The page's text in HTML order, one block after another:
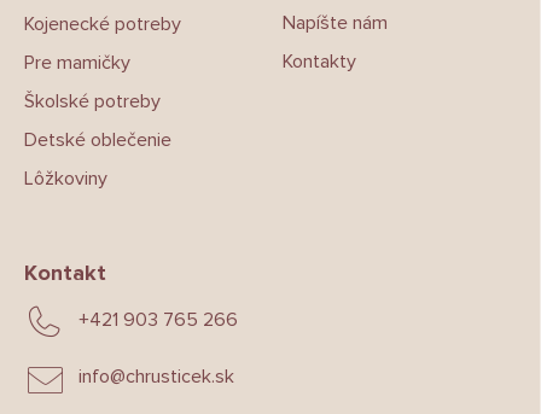
Kojenecké potreby
Pre mamičky
Školské potreby
Detské oblečenie
Lôžkoviny
Napíšte nám
Kontakty
Kontakt
info@chrusticek.sk
+421 903 765 266